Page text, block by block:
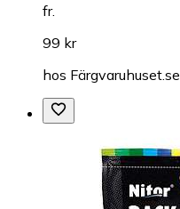
fr.
99 kr
hos Färgvaruhuset.se